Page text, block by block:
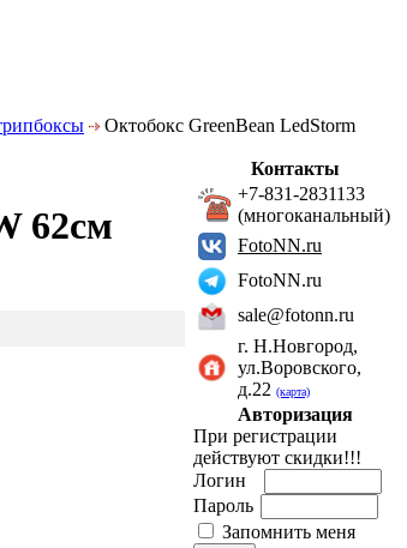
Октобокс GreenBean LedStorm
62см
Контакты
+7-831-2831133
(многоканальный)
FotoNN.ru
FotoNN.ru
sale@fotonn.ru
г. Н.Новгород,
ул.Воровского,
д.22 (карта)
Авторизация
При регистрации
действуют скидки!!!
Логин
Пароль
Запомнить меня